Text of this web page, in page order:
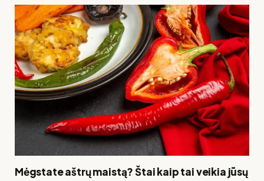
Mėgstate aštrų maistą? Štai kaip tai veikia jūsų